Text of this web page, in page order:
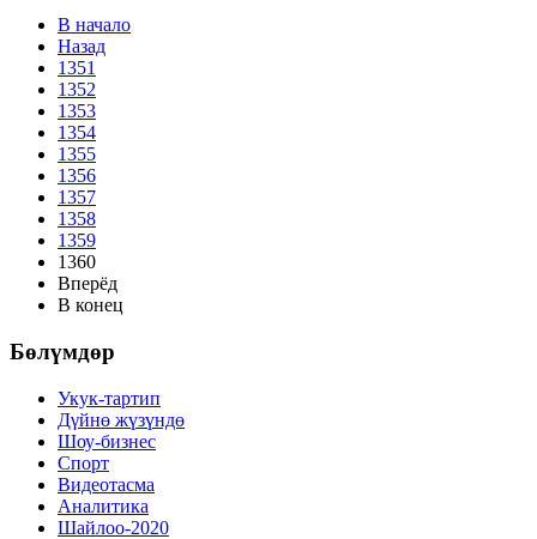
В начало
Назад
1351
1352
1353
1354
1355
1356
1357
1358
1359
1360
Вперёд
В конец
Бөлүмдөр
Укук-тартип
Дγйнө жүзүндө
Шоу-бизнес
Спорт
Видеотасма
Аналитика
Шайлоо-2020